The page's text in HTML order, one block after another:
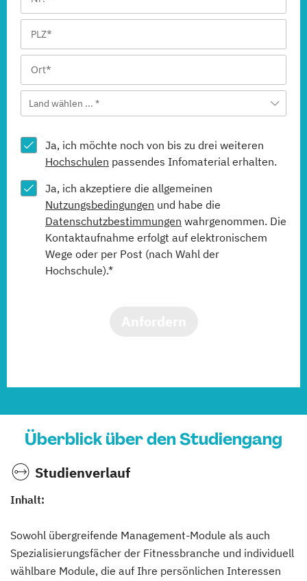
Land wählen ... *
Ja, ich möchte noch von bis zu drei weiteren
Hochschulen passendes Infomaterial erhalten.
Ja, ich akzeptiere die allgemeinen
Nutzungsbedingungen und habe die
Datenschutzbestimmungen wahrgenommen. Die
Kontaktaufnahme erfolgt auf elektronischem
Wege oder per Post (nach Wahl der
Hochschule).*
Überblick über den Studiengang
Studienverlauf
Inhalt:
Sowohl übergreifende Management-Module als auch
Spezialisierungsfächer der Fitnessbranche und individuell
wählbare Module, die auf Ihre persönlichen Interessen